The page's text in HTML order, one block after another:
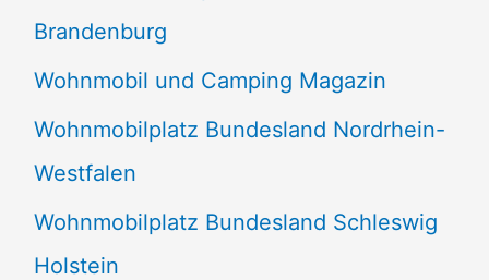
Brandenburg
Wohnmobil und Camping Magazin
Wohnmobilplatz Bundesland Nordrhein-
Westfalen
Wohnmobilplatz Bundesland Schleswig
Holstein